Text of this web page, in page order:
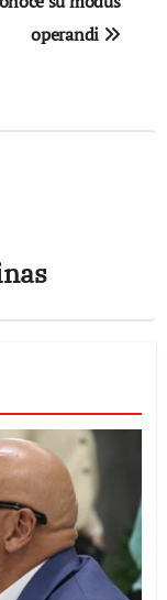
operandi